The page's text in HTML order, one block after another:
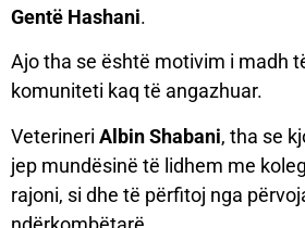
Gentë Hashani.
Ajo tha se është motivim i madh
komuniteti kaq të angazhuar.
Veterineri Albin Shabani, tha se
jep mundësinë të lidhem me
rajoni, si dhe të përfitoj nga